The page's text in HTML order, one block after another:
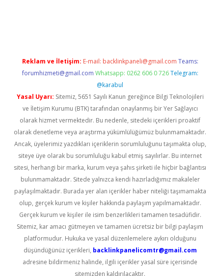
Reklam ve İletişim: E-mail: backlinkpaneli@gmail.com Teams:
forumhizmeti@gmail.com Whatsapp: 0262 606 0 726 Telegram:
@karabul
Yasal Uyarı: Sitemiz, 5651 Sayılı Kanun gereğince Bilgi Teknolojileri
ve İletişim Kurumu (BTK) tarafından onaylanmış bir Yer Sağlayıcı
olarak hizmet vermektedir. Bu nedenle, sitedeki içerikleri proaktif
olarak denetleme veya araştırma yükümlülüğümüz bulunmamaktadır.
Ancak, üyelerimiz yazdıkları içeriklerin sorumluluğunu taşımakta olup,
siteye üye olarak bu sorumluluğu kabul etmiş sayılırlar. Bu internet
sitesi, herhangi bir marka, kurum veya şahıs şirketi ile hiçbir bağlantısı
bulunmamaktadır. Sitede yalnızca kendi hazırladığımız makaleler
paylaşılmaktadır. Burada yer alan içerikler haber niteliği taşımamakta
olup, gerçek kurum ve kişiler hakkında paylaşım yapılmamaktadır.
Gerçek kurum ve kişiler ile isim benzerlikleri tamamen tesadüfidir.
Sitemiz, kar amacı gütmeyen ve tamamen ücretsiz bir bilgi paylaşım
platformudur. Hukuka ve yasal düzenlemelere aykırı olduğunu
düşündüğünüz içerikleri, backlinkpanelicomtr@gmail.com
adresine bildirmeniz halinde, ilgili içerikler yasal süre içerisinde
sitemizden kaldırılacaktır.